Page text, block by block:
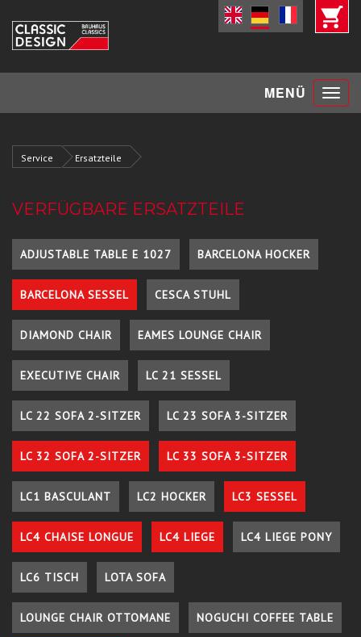
MENÜ Toggle
Service Ersatzteile
VERFÜGBARE ERSATZTEILE
ADJUSTABLE TABLE E 1027 BARCELONA HOCKER
BARCELONA SESSEL CESCA STUHL
DIAMOND CHAIR EAMES LOUNGE CHAIR
EXECUTIVE CHAIR LC 21 SESSEL
LC 22 SOFA 2-SITZER LC 23 SOFA 3-SITZER
LC 32 SOFA 2-SITZER LC 33 SOFA 3-SITZER
LC1 BASCULANT LC2 HOCKER LC3 SESSEL
LC4 CHAISE LONGUE LC4 LIEGE LC4 LIEGE PONY
LC6 TISCH LOTA SOFA
LOUNGE CHAIR OTTOMANE NOGUCHI COFFEE TABLE